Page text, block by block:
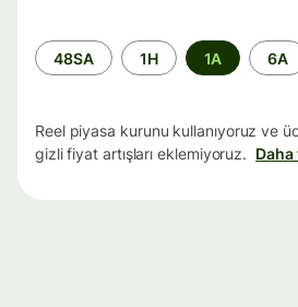
Zaman
aralığı
48SA 1H 1A 6A
Reel piyasa kurunu kullanıyoruz ve
gizli fiyat artışları eklemiyoruz.